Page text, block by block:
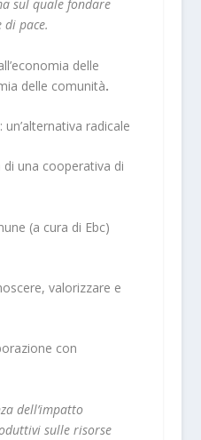
sul quale fondare
di pace.
delle
delle comunità.
radicale
una cooperativa di
(a cura di Ebc)
valorizzare e
con
dell’impatto
sulle risorse